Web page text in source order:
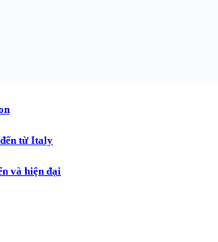
từ Italy
và hiện đại